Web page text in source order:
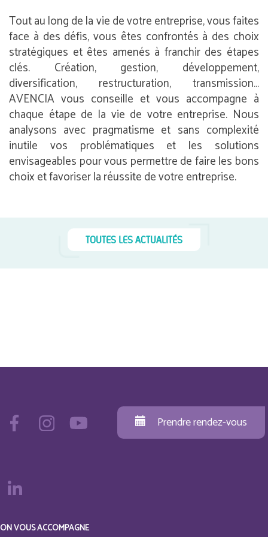
Tout au long de la vie de votre entreprise, vous faites
face à des défis, vous êtes confrontés à des choix
stratégiques et êtes amenés à franchir des étapes
clés. Création, gestion, développement,
diversification, restructuration, transmission…
AVENCIA vous conseille et vous accompagne à
chaque étape de la vie de votre entreprise. Nous
analysons avec pragmatisme et sans complexité
inutile vos problématiques et les solutions
envisageables pour vous permettre de faire les bons
choix et favoriser la réussite de votre entreprise.
TOUTES LES ACTUALITÉS
Prendre rendez-vous
ON VOUS ACCOMPAGNE